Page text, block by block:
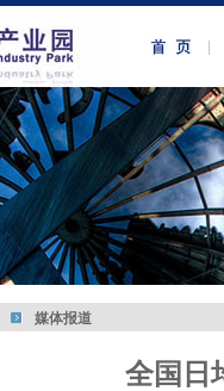
媒体报道
全国日